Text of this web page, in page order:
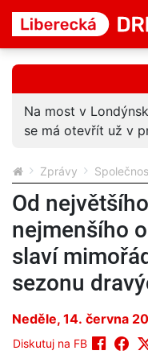
Na most v
se má otevřít už v
Zprávy
Od
nejmenšího
slaví
sezonu
Neděle, 14. června
Diskutuj na FB